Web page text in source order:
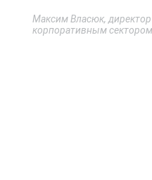
Максим Власюк, директор
корпоративным